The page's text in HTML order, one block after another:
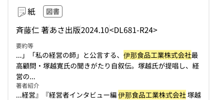
紙 図書
斉藤仁 著あさ出版2024.10<DL681-R24>
要約等
...」「私の経営の師」と公言する、 伊那食品工業株式会社最
高顧問・塚越寛氏の聞きがたり自叙伝。塚越氏が提唱し、経
営の...
著者紹介
...経営』『経営者インタビュー編伊那食品工業株式会社塚越